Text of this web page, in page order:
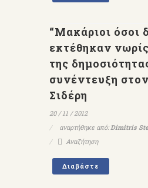
“Μακάριοι όσοι
εκτέθηκαν
της
συνέντευξη
Σιδέρη
20 / 11 / 2012
αναρτήθηκε από:Dimitris
Αναζήτηση
Διαβάστε